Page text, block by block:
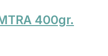
400gr.